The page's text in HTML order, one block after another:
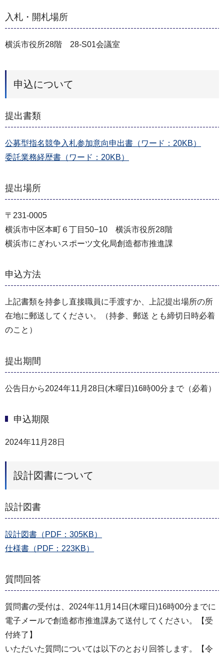
入札・開札場所
横浜市役所28階 28-S01会議室
申込について
提出書類
公募型指名競争入札参加意向申出書（ワード：20KB）
委託業務経歴書（ワード：20KB）
提出場所
〒231-0005
横浜市中区本町６丁目50−10 横浜市役所28階
横浜市にぎわいスポーツ文化局創造都市推進課
申込方法
上記書類を持参し直接職員に手渡すか、上記提出場所の所
在地に郵送してください。（持参、郵送 とも締切日時必着
のこと）
提出期間
公告日から2024年11月28日(木曜日)16時00分まで（必着）
申込期限
2024年11月28日
設計図書について
設計図書
設計図書（PDF：305KB）
仕様書（PDF：223KB）
質問回答
質問書の受付は、2024年11月14日(木曜日)16時00分までに
電子メールで創造都市推進課あて送付してください。【受
付終了】
いただいた質問については以下のとおり回答します。【令